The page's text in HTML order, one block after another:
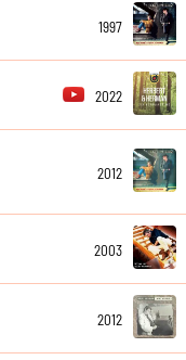
1997
2022
2012
2003
2012